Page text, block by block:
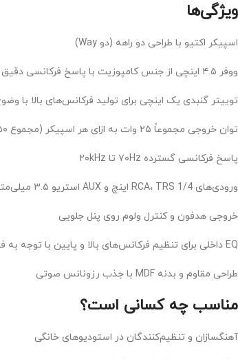
ویژگی‌ها
اسپیکر اکتیو با طراحی دو راهه (دو Way)
ووفر ۴.۵ اینچی از جنس کامپوزیت با پاسخ فرکانسی دقیق
توییتر گنبدی یک اینچی برای تولید فرکانس‌های بالا با
توان خروجی مجموعاً ۲۵ وات به ازای هر اسپیکر (مجموع ۵۰ وات)
پاسخ فرکانسی گسترده ۷۰Hz تا ۲۰kHz
ورودی‌های RCA، TRS 1/4 اینچ و AUX استریو ۳.۵ میلی‌متری
خروجی هدفون و کنترل ولوم روی پنل جلویی
EQ داخلی برای تنظیم فرکانس‌های بالا و پایین با توجه به فضای اتاق
طراحی مقاوم و بدنه MDF با جذب رزونانس صوتی
مناسب چه کسانی است؟
آهنگسازان و تنظیم‌کنندگان در استودیوهای خانگی